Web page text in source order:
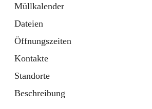
Müllkalender
Dateien
Öffnungszeiten
Kontakte
Standorte
Beschreibung